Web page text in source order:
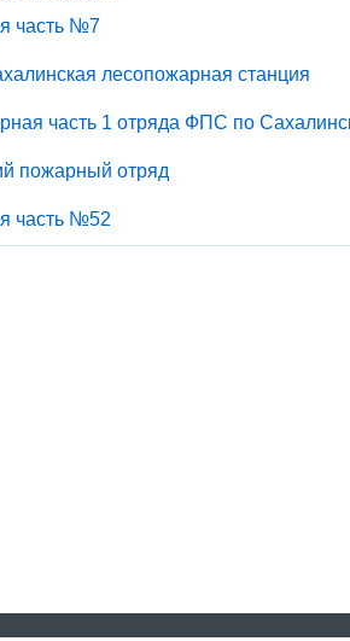
часть №7
лесопожарная станция
часть 1 отряда ФПС по
пожарный отряд
часть №52